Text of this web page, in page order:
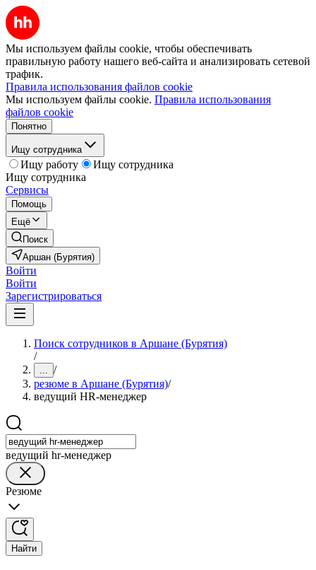
Мы используем файлы cookie, чтобы обеспечивать
правильную работу нашего веб-сайта и анализировать сетевой
трафик.
Правила использования файлов cookie
Мы используем файлы cookie. Правила использования
файлов cookie
Понятно
Ищу сотрудника
Ищу работу
Ищу сотрудника
Ищу сотрудника
Сервисы
Помощь
Ещё
Поиск
Аршан (Бурятия)
Войти
Войти
Зарегистрироваться
Поиск сотрудников в Аршане (Бурятия)
/
... /
резюме в Аршане (Бурятия)/
ведущий HR-менеджер
ведущий hr-менеджер
Резюме
Найти